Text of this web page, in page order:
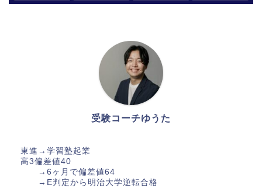
受験コーチゆうた
東進→学習塾起業
高3偏差値40
→6ヶ月で偏差値64
→E判定から明治大学逆転合格